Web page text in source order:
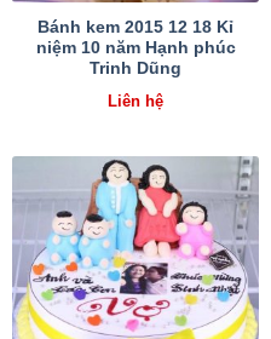
Bánh kem 2015 12 18 Kỉ
niệm 10 năm Hạnh phúc
Trinh Dũng
Liên hệ